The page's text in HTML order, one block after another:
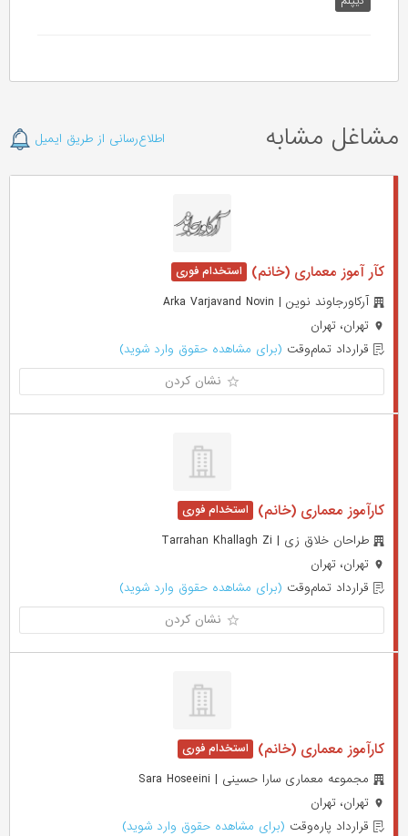
مشاغل مشابه اطلاع‌رسانی از طریق ایمیل
کآر آموز معماری (خانم)
آرکاورجاوند نوین | Arka Varjavand Novin
تهران، تهران
قرارداد تمام‌وقت (برای مشاهده حقوق وارد شوید)
نشان کردن
کارآموز معماری (خانم)
طراحان خلاق زی | Tarrahan Khallagh Zi
تهران، تهران
قرارداد تمام‌وقت (برای مشاهده حقوق وارد شوید)
نشان کردن
کارآموز معماری (خانم)
مجموعه معماری سارا حسینی | Sara Hoseeini
تهران، تهران
قرارداد پاره‌وقت (برای مشاهده حقوق وارد شوید)